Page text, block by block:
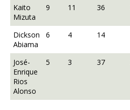
Kaito
Mizuta
9 11 36
Dickson
Abiama
6 4 14
José-
Enrique
Rios
Alonso
5 3 37